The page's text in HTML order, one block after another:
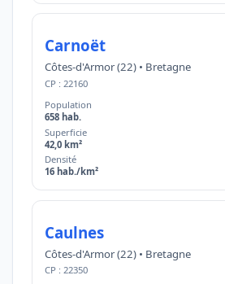
Carnoët
Côtes-d'Armor (22) • Bretagne
CP : 22160
Population
658 hab.
Superficie
42,0 km²
Densité
16 hab./km²
Caulnes
Côtes-d'Armor (22) • Bretagne
CP : 22350